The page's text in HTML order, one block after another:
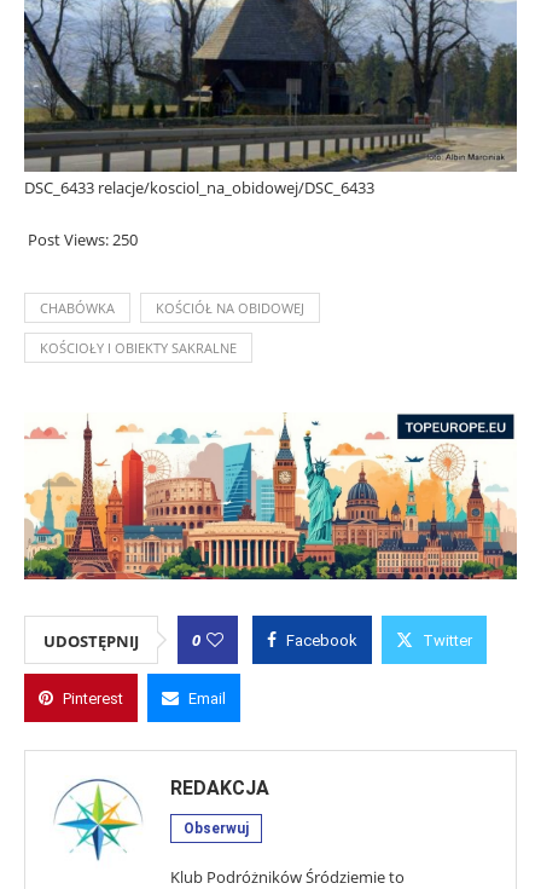
DSC_6433 relacje/kosciol_na_obidowej/DSC_6433
Post Views:250
CHABÓWKA KOŚCIÓŁ NA OBIDOWEJ
KOŚCIOŁY I OBIEKTY SAKRALNE
UDOSTĘPNIJ 0 Facebook Twitter
Pinterest Email
REDAKCJA
Obserwuj
Klub Podróżników Śródziemie to